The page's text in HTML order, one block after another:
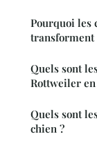
Pourquoi les
Quels sont
Rottweiler
Quels sont
chien ?